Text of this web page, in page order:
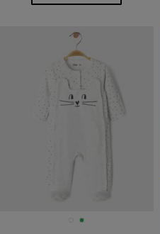
Disponible en 2 coloris
GRIS CHINE
VERT